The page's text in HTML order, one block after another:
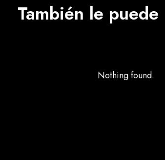
También le
Nothing found.